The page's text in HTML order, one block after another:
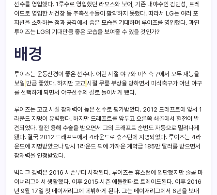
선수를 영입했다. 1루수로 영입했던 라모스와 보어, 기존 내야수인 김민성, 트레
이드로 영입한 서건창 등 주축선수들이 활약하지 못했다. 따라서 LG는 여러 포
지션을 소화하는 점과 공격에서 좋은 모습을 기대하며 루이즈를 영입했다. 과연
루이즈는 LG의 기대만큼 좋은 모습을 보여줄 수 있을 것인가?
배경
루이즈는 운동신경이 좋은 선수다. 어린 시절 야구와 미식축구에서 모두 재능을
보일 만큼 좋았다. 하지만 고교 시절 무릎 부상을 당하면서 미식축구가 아닌 야구
를 선택하게 되면서 야구선수의 길로 들어서게 됐다.
루이즈는 고교 시절 잠재력이 높은 선수로 평가받았다. 2012 드래프트에 앞서 1
라운드 지명이 유력했다. 하지만 드래프트를 앞두고 오른쪽 쇄골에서 혈전이 발
견되었다. 혈전 용해 수술을 받으면서 그의 드래프트 순번도 자동으로 밀려나게
됐다. 결국 2012 드래프트에서 4라운드로 휴스턴에 지명되었다. 루이즈는 4라
운드에 지명받았으나 당시 1라운드 픽에 가까운 계약금 185만 달러를 받으면서
잠재력을 인정받았다.
빅리그 경력은 2016 시즌부터 시작된다. 루이즈는 휴스턴에 입단했지만 줄곧 마
이너리그에서 생활했다. 이후 2015 시즌 애틀랜타로 트레이드된다. 이후 2016
년 9월 17일 첫 메이저리그에 데뷔하게 된다. 그는 메이저리그에서 6년을 보내